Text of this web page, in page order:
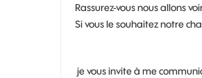
Rassurez-vous nous allons
Si vous le souhaitez notre
je vous invite à me